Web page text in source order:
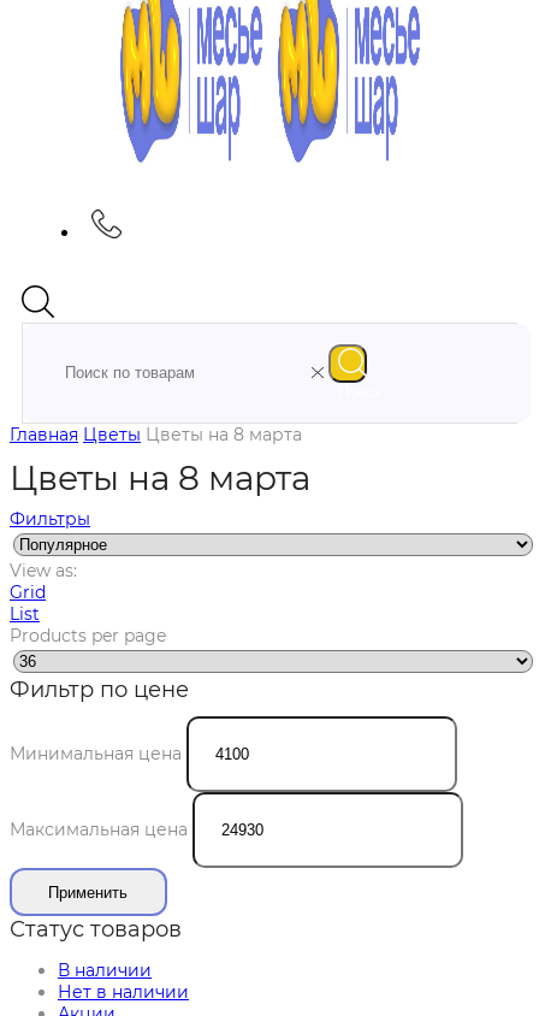
Главная Цветы Цветы на 8 марта
Цветы на 8 марта
Фильтры
View as:
Grid
List
Products per page
Фильтр по цене
Минимальная цена
Максимальная цена
Применить
Статус товаров
В наличии
Нет в наличии